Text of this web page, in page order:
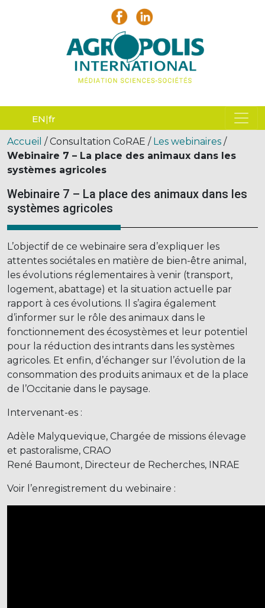
EN fr
Accueil / Consultation CoRAE / Les webinaires /
Webinaire 7 – La place des animaux dans les
systèmes agricoles
Webinaire 7 – La place des animaux dans les
systèmes agricoles
L’objectif de ce webinaire sera d’expliquer les
attentes sociétales en matière de bien-être animal,
les évolutions réglementaires à venir (transport,
logement, abattage) et la situation actuelle par
rapport à ces évolutions. Il s’agira également
d’informer sur le rôle des animaux dans le
fonctionnement des écosystèmes et leur potentiel
pour la réduction des intrants dans les systèmes
agricoles. Et enfin, d’échanger sur l’évolution de la
consommation des produits animaux et de la place
de l’Occitanie dans le paysage.
Intervenant-es :
Adèle Malyquevique, Chargée de missions élevage
et pastoralisme, CRAO
René Baumont, Directeur de Recherches, INRAE
Voir l’enregistrement du webinaire :